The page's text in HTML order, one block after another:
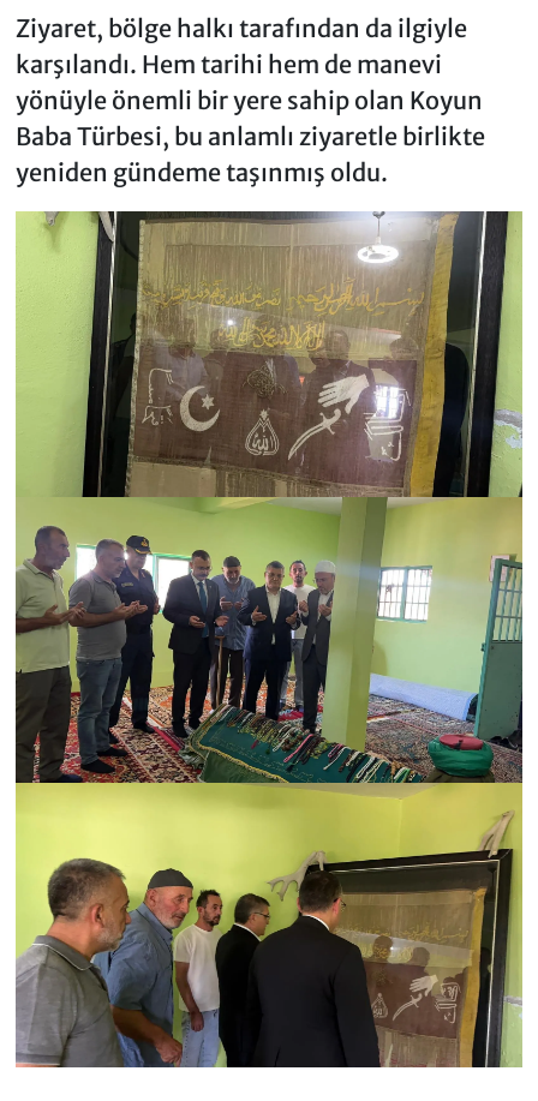
Ziyaret, bölge halkı tarafından da ilgiyle
karşılandı. Hem tarihi hem de manevi
yönüyle önemli bir yere sahip olan Koyun
Baba Türbesi, bu anlamlı ziyaretle birlikte
yeniden gündeme taşınmış oldu.